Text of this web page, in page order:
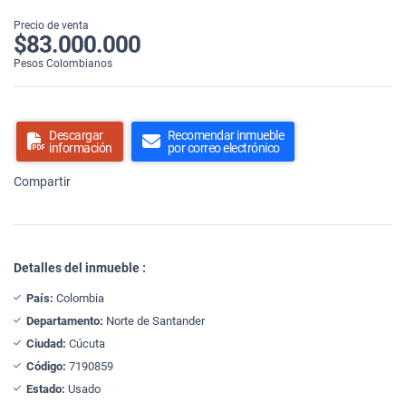
Precio de venta
$83.000.000
Pesos Colombianos
Descargar
información
Recomendar inmueble
por correo electrónico
Compartir
Detalles del inmueble :
País: Colombia
Departamento: Norte de Santander
Ciudad: Cúcuta
Código: 7190859
Estado: Usado